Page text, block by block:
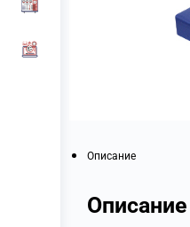
Описание
Описание